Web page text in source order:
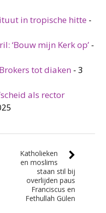
in tropische hitte -
‘Bouw mijn Kerk op’ -
tot diaken -3
als rector
Katholieken
en moslims
staan stil bij
overlijden paus
Franciscus en
Fethullah Gülen